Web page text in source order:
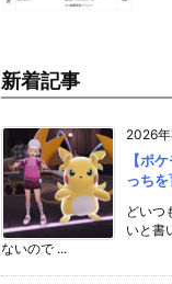
新着記事
2026
【ポ
っち
どいつ
いと書
ないので ...